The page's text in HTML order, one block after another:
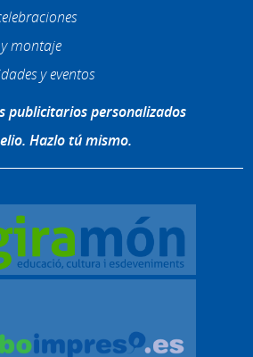
montaje
y eventos
publicitarios personalizados
Hazlo tú mismo.